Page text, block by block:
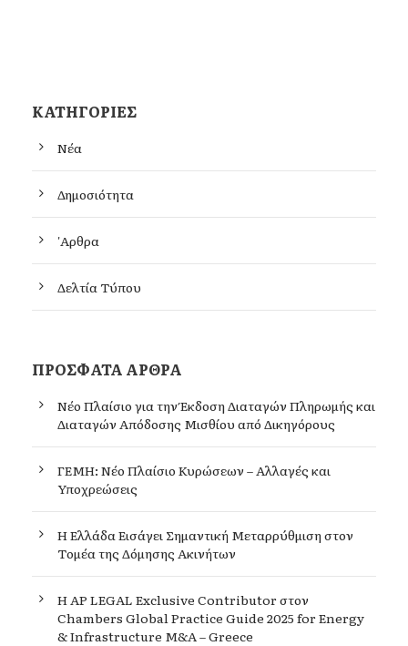
KΑΤΗΓΟΡΊΕΣ
Νέα
Δημοσιότητα
'Αρθρα
Δελτία Τύπου
ΠΡΌΣΦΑΤΑ ΆΡΘΡΑ
Νέο Πλαίσιο για την Έκδοση Διαταγών Πληρωμής και
Διαταγών Απόδοσης Μισθίου από Δικηγόρους
ΓΕΜΗ: Νέο Πλαίσιο Κυρώσεων – Αλλαγές και
Υποχρεώσεις
Η Ελλάδα Εισάγει Σημαντική Μεταρρύθμιση στον
Τομέα της Δόμησης Ακινήτων
Η AP LEGAL Exclusive Contributor στον
Chambers Global Practice Guide 2025 for Energy
& Infrastructure M&A – Greece